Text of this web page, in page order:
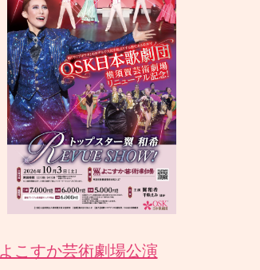
よこすか芸術劇場公演